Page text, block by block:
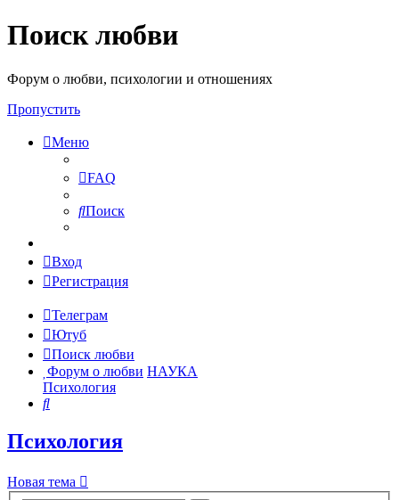
Поиск любви
Форум о любви, психологии и отношениях
Пропустить
Меню
FAQ
Поиск
Вход
Регистрация
Телеграм
Ютуб
Поиск любви
Форум о любви НАУКА
Психология
Поиск
Психология
Новая тема